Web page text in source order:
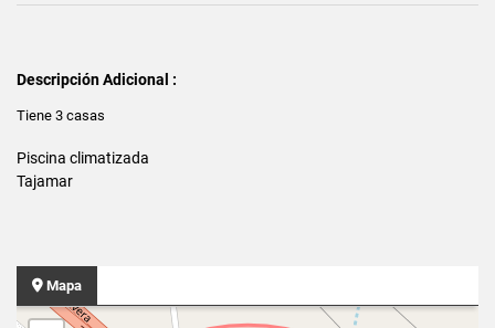
Descripción Adicional :
Tiene 3 casas
Piscina climatizada
Tajamar
Mapa